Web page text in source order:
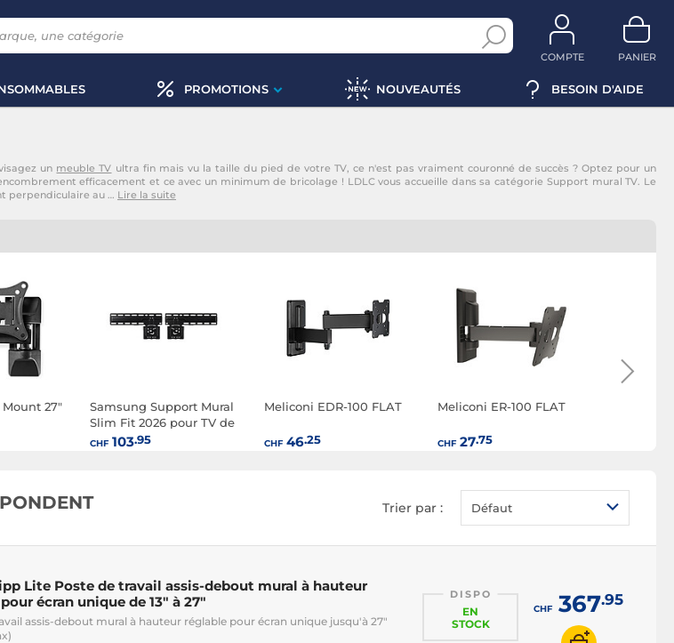
COMPTE PANIER
PROMOTIONS NOUVEAUTÉS BESOIN D'AIDE
un meuble TV ultra fin mais vu la taille du pied de votre TV, ce n'est pas vraiment couronné de succès ? Optez pour un
efficacement et ce avec un minimum de bricolage ! LDLC vous accueille dans sa catégorie Support mural TV. Le
perpendiculaire au … Lire la suite
27"
Samsung Support Mural
Slim Fit 2026 pour TV de
43" à 85" (WMN-
CHF103.95
Meliconi EDR-100 FLAT
CHF46.25
Meliconi ER-100 FLAT
CHF27.75
Trier par : Défaut
Lite Poste de travail assis-debout mural à hauteur
écran unique de 13" à 27"
assis-debout mural à hauteur réglable pour écran unique jusqu'à 27"
DISPO
EN
STOCK
CHF367.95